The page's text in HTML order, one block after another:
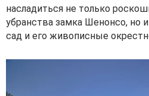
насладиться не только
убранства замка Шенонсо, но
сад и его живописные